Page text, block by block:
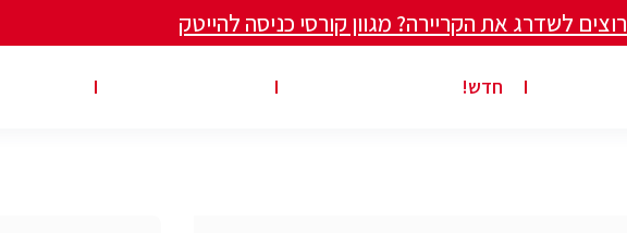
רוצים לשדרג את הקריירה? מגוון קורסי כניסה להייטק
חדש!